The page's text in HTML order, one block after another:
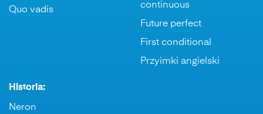
Quo vadis
continuous
Future perfect
First conditional
Przyimki angielski
Historia:
Neron